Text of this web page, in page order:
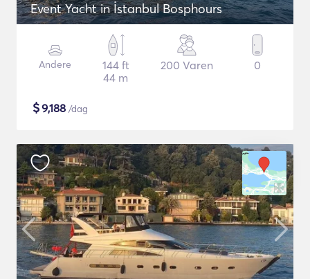
Event Yacht in İstanbul Bosphours
Andere
144 ft
44 m
200 Varen 0
$9,188 /dag